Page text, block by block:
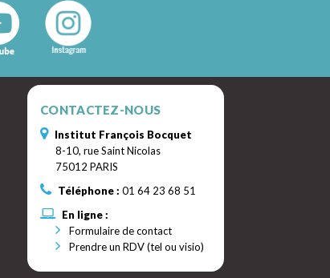
CONTACTEZ-NOUS
Institut François Bocquet
8-10, rue Saint Nicolas
75012 PARIS
Téléphone : 01 64 23 68 51
En ligne :
Formulaire de contact
Prendre un RDV (tel ou visio)